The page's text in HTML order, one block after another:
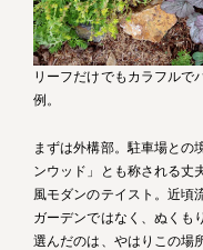
リーフだけでもカラフルで
例。
まずは外構部。駐車場との
ンウッド」とも称される丈
風モダンのテイスト。近頃
ガーデンではなく、ぬくも
選んだのは、やはりこの場